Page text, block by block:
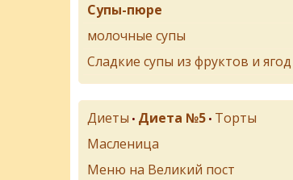
Супы-пюре
молочные супы
Сладкие супы из фруктов и ягод
Диеты • Диета №5 • Торты
Масленица
Меню на Великий пост